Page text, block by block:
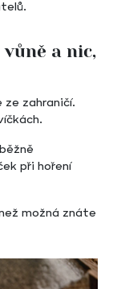
a nic,
ze zahraničí.
při hoření
možná znáte